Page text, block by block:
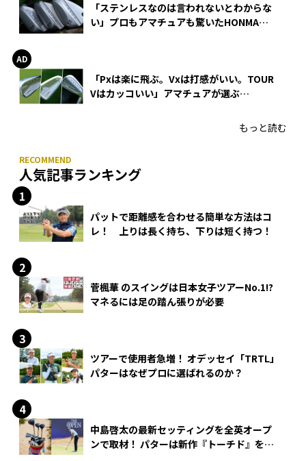
「ステンレスなのは言われないとわからな
い」プロもアマチュアも驚いたHONMA
「Pxは楽に飛ぶ。Vxは打感がいい。TOUR
Vはカッコいい」アマチュアが選ぶ
もっと読む
人気記事ランキング
パットで距離感を合わせる簡単な方法はコ
レ！ 上りは長く持ち、下りは短く持つ！
菅楓華 のスイングは日本女子ツアーNo.1!?
マネるには足の踏ん張りが必要
ツアーで使用者急増！ オデッセイ「TRTL」
パターはなぜプロに選ばれるのか？
中島啓太の最新セッティングを全英オープ
ンで取材！ パターは新作『トーチド』を投